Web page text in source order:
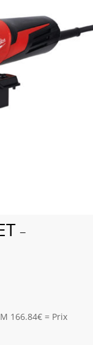
–
166.84€ = Prix